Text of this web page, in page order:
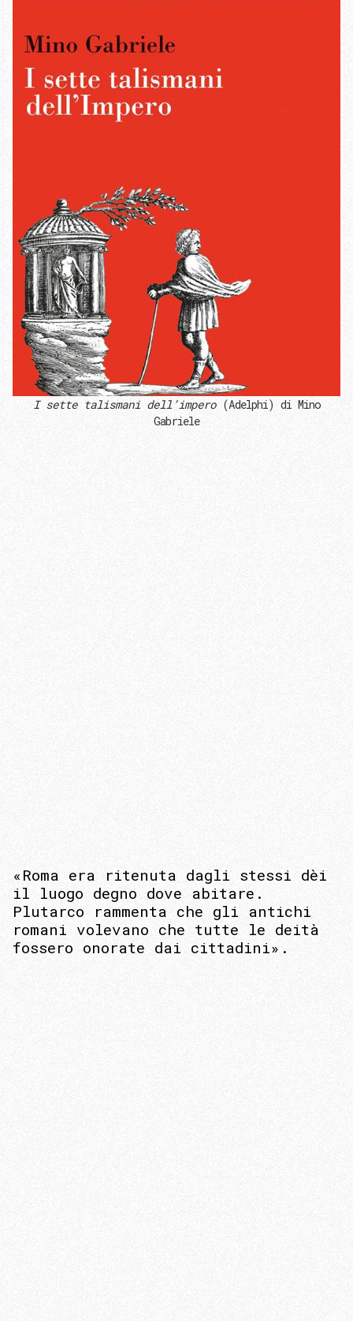
I sette talismani dell’impero (Adelphi) di Mino
Gabriele
«Roma era ritenuta dagli stessi dèi
il luogo degno dove abitare.
Plutarco rammenta che gli antichi
romani volevano che tutte le deità
fossero onorate dai cittadini».